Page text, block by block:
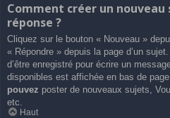
Comment créer un
réponse ?
Cliquez sur le bouton « Nouveau »
« Répondre » depuis la page d’un
d’être enregistré pour écrire un
disponibles est affichée en bas de
pouvez poster de nouveaux sujets,
etc.
Haut